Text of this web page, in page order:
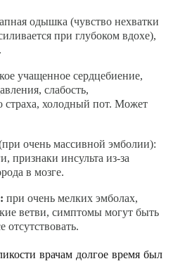
одышка (чувство нехватки
при глубоком вдохе),
учащенное сердцебиение,
слабость,
страха, холодный пот. Может
очень массивной эмболии):
признаки инсульта из-за
в мозге.
при очень мелких эмболах,
ветви, симптомы могут быть
врачам долгое время был